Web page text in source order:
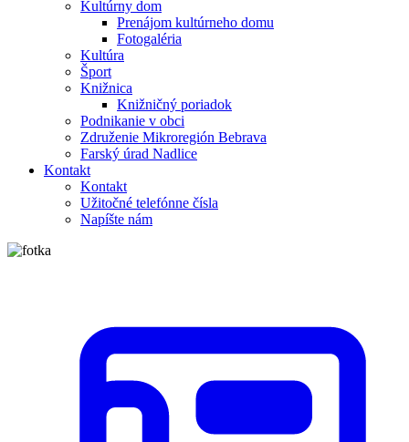
Kultúrny dom
Prenájom kultúrneho domu
Fotogaléria
Kultúra
Šport
Knižnica
Knižničný poriadok
Podnikanie v obci
Združenie Mikroregión Bebrava
Farský úrad Nadlice
Kontakt
Kontakt
Užitočné telefónne čísla
Napíšte nám